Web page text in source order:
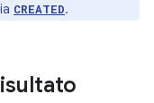
CREATED.